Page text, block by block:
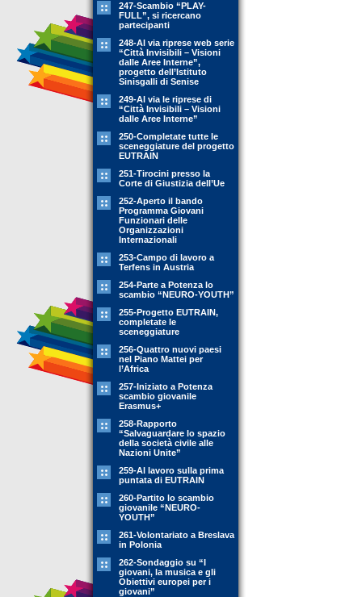
247-Scambio “PLAY-
FULL”, si ricercano
partecipanti
248-Al via riprese web serie
“Città Invisibili – Visioni
dalle Aree Interne”,
progetto dell’Istituto
Sinisgalli di Senise
249-Al via le riprese di
“Città Invisibili – Visioni
dalle Aree Interne”
250-Completate tutte le
sceneggiature del progetto
EUTRAIN
251-Tirocini presso la
Corte di Giustizia dell’Ue
252-Aperto il bando
Programma Giovani
Funzionari delle
Organizzazioni
Internazionali
253-Campo di lavoro a
Terfens in Austria
254-Parte a Potenza lo
scambio “NEURO-YOUTH”
255-Progetto EUTRAIN,
completate le
sceneggiature
256-Quattro nuovi paesi
nel Piano Mattei per
l’Africa
257-Iniziato a Potenza
scambio giovanile
Erasmus+
258-Rapporto
“Salvaguardare lo spazio
della società civile alle
Nazioni Unite”
259-Al lavoro sulla prima
puntata di EUTRAIN
260-Partito lo scambio
giovanile “NEURO-
YOUTH”
261-Volontariato a Breslava
in Polonia
262-Sondaggio su “I
giovani, la musica e gli
Obiettivi europei per i
giovani”